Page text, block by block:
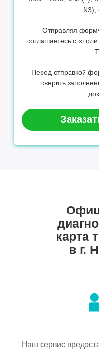
N3),
Отправляя
соглашаетесь с
Перед отправкой
сверить
карта
в г.
Наш сервис